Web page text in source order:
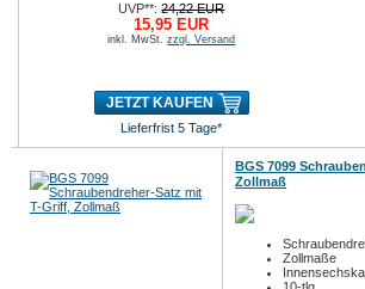
UVP**:24,22 EUR
15,95 EUR
inkl. MwSt.zzgl. Versand
JETZT KAUFEN
Lieferfrist 5 Tage*
BGS 7099
Zollmaß
Zollmaße